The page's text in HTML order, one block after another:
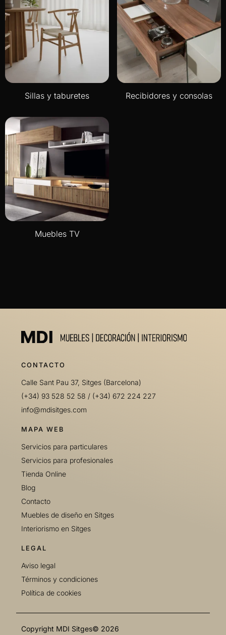
Sillas y taburetes Recibidores y consolas
Muebles TV
CONTACTO
Calle Sant Pau 37, Sitges (Barcelona)
(+34) 93 528 52 58 / (+34) 672 224 227
info@mdisitges.com
MAPA WEB
Servicios para particulares
Servicios para profesionales
Tienda Online
Blog
Contacto
Muebles de diseño en Sitges
Interiorismo en Sitges
LEGAL
Aviso legal
Términos y condiciones
Política de cookies
Copyright MDI Sitges© 2026